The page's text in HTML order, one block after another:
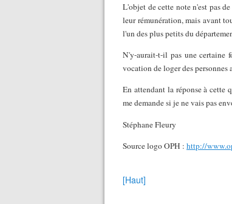
L'objet de cette note n'est pas
leur rémunération, mais avant
l'un des plus petits du
N'y-aurait-t-il pas une certaine
vocation de loger des personnes
En attendant la réponse à cette
me demande si je ne vais pas
Stéphane Fleury
Source logo OPH : http://
[Haut]